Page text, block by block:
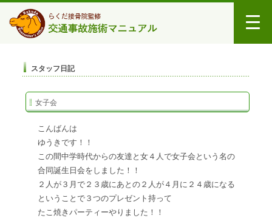
スタッフ日記
女子会
こんばんは
ゆうきです！！
この間中学時代からの友達と女４人で女子会という名の
合同誕生日会をしました！！
２人が３月で２３歳にあとの２人が４月に２４歳になる
ということで３つのプレゼント持って
たこ焼きパーティーやりました！！